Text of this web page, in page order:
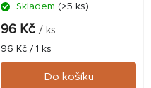
Skladem (>5 ks)
96 Kč / ks
Měrná
cena:
96 Kč / 1 ks
Do košíku